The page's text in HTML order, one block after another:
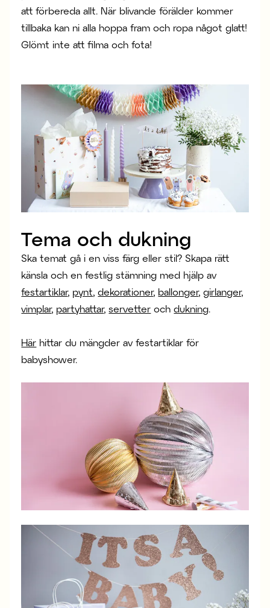
att förbereda allt. När blivande förälder kommer
tillbaka kan ni alla hoppa fram och ropa något glatt!
Glömt inte att filma och fota!
Tema och dukning
Ska temat gå i en viss färg eller stil? Skapa rätt
känsla och en festlig stämning med hjälp av
festartiklar, pynt,dekorationer, ballonger,girlanger,
vimplar, partyhattar,servetter ochdukning.
Här hittar du mängder av festartiklar för
babyshower.